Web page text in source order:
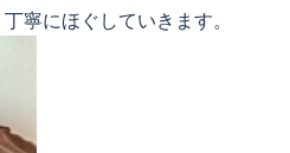
寧にほぐしていきます。